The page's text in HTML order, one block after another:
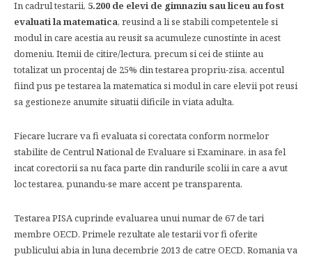
In cadrul testarii, 5.200 de elevi de gimnaziu sau liceu au fost
evaluati la matematica, reusind a li se stabili competentele si
modul in care acestia au reusit sa acumuleze cunostinte in acest
domeniu. Itemii de citire/lectura, precum si cei de stiinte au
totalizat un procentaj de 25% din testarea propriu-zisa, accentul
fiind pus pe testarea la matematica si modul in care elevii pot reusi
sa gestioneze anumite situatii dificile in viata adulta.
Fiecare lucrare va fi evaluata si corectata conform normelor
stabilite de Centrul National de Evaluare si Examinare, in asa fel
incat corectorii sa nu faca parte din randurile scolii in care a avut
loc testarea, punandu-se mare accent pe transparenta.
Testarea PISA cuprinde evaluarea unui numar de 67 de tari
membre OECD. Primele rezultate ale testarii vor fi oferite
publicului abia in luna decembrie 2013 de catre OECD. Romania va